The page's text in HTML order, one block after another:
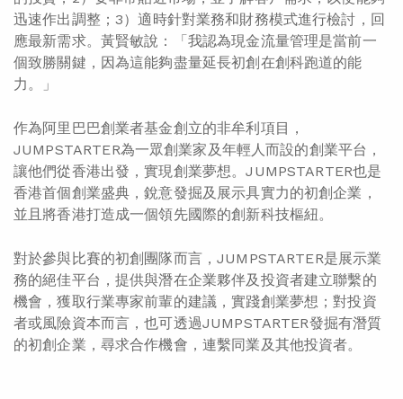
迅速作出調整；3）適時針對業務和財務模式進行檢討，回
應最新需求。黃賢敏說：「我認為現金流量管理是當前一
個致勝關鍵，因為這能夠盡量延長初創在創科跑道的能
力。」
作為阿里巴巴創業者基金創立的非牟利項目，
JUMPSTARTER為一眾創業家及年輕人而設的創業平台，
讓他們從香港出發，實現創業夢想。JUMPSTARTER也是
香港首個創業盛典，銳意發掘及展示具實力的初創企業，
並且將香港打造成一個領先國際的創新科技樞紐。
對於參與比賽的初創團隊而言，JUMPSTARTER是展示業
務的絕佳平台，提供與潛在企業夥伴及投資者建立聯繫的
機會，獲取行業專家前輩的建議，實踐創業夢想；對投資
者或風險資本而言，也可透過JUMPSTARTER發掘有潛質
的初創企業，尋求合作機會，連繫同業及其他投資者。